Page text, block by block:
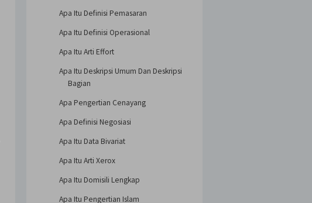
Apa Itu Definisi Pemasaran
Apa Itu Definisi Operasional
Apa Itu Arti Effort
Apa Itu Deskripsi Umum Dan Deskripsi
Bagian
Apa Pengertian Cenayang
Apa Definisi Negosiasi
Apa Itu Data Bivariat
Apa Itu Arti Xerox
Apa Itu Domisili Lengkap
Apa Itu Pengertian Islam